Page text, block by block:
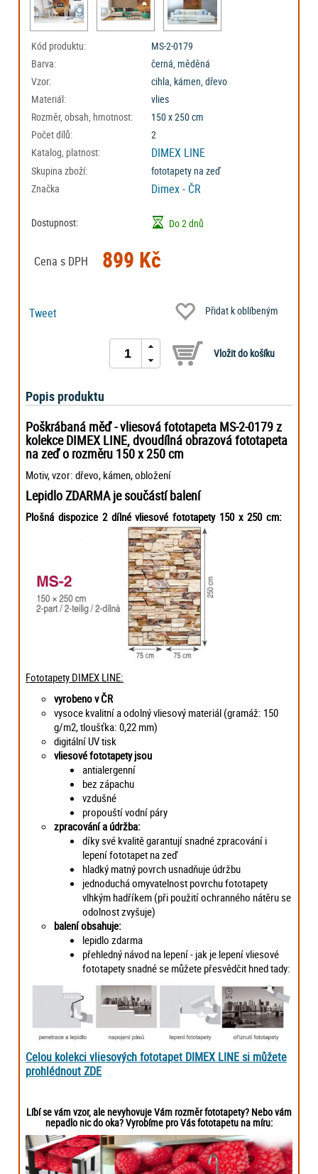
Kód produktu:
MS-2-0179
Barva:
černá, měděná
Vzor:
cihla, kámen, dřevo
Materiál:
vlies
Rozměr, obsah, hmotnost:
150 x 250 cm
Počet dílů:
2
Katalog, platnost:
DIMEX LINE
Skupina zboží:
fototapety na zeď
Značka
Dimex - ČR
Dostupnost: Do 2 dnů
Cena s DPH 899 Kč
Tweet Přidat k oblíbeným
Popis produktu
Poškrábaná měď - vliesová fototapeta MS-2-0179 z
kolekce DIMEX LINE, dvoudílná obrazová fototapeta
na zeď o rozměru 150 x 250 cm
Motiv, vzor: dřevo, kámen, obložení
Lepidlo ZDARMA je součástí balení
Plošná dispozice 2 dílné vliesové fototapety 150 x 250 cm:
Fototapety DIMEX LINE:
vyrobeno v ČR
vysoce kvalitní a odolný vliesový materiál (gramáž: 150
g/m2, tloušťka: 0,22 mm)
digitální UV tisk
vliesové fototapety jsou
antialergenní
bez zápachu
vzdušné
propouští vodní páry
zpracování a údržba:
díky své kvalitě garantují snadné zpracování i
lepení fototapet na zeď
hladký matný povrch usnadňuje údržbu
jednoduchá omyvatelnost povrchu fototapety
vlhkým hadříkem (při použití ochranného nátěru se
odolnost zvyšuje)
balení obsahuje:
lepidlo zdarma
přehledný návod na lepení - jak je lepení vliesové
fototapety snadné se můžete přesvědčit hned tady:
Celou kolekci vliesových fototapet DIMEX LINE si můžete
prohlédnout ZDE
Líbí se vám vzor, ale nevyhovuje Vám rozměr fototapety? Nebo vám
nepadlo nic do oka? Vyrobíme pro Vás fototapetu na míru: